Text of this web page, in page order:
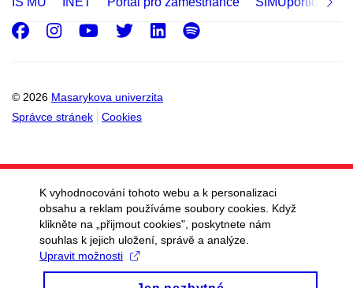
© 2026 Masarykova univerzita
Správce stránek
Cookies
Facebook
Instagram
Youtube
Twitter
LinkedIn
Spotify
K vyhodnocování tohoto webu a k personalizaci
obsahu a reklam používáme soubory cookies. Když
klikněte na „přijmout cookies", poskytnete nám
souhlas k jejich uložení, správě a analýze.
Upravit možnosti